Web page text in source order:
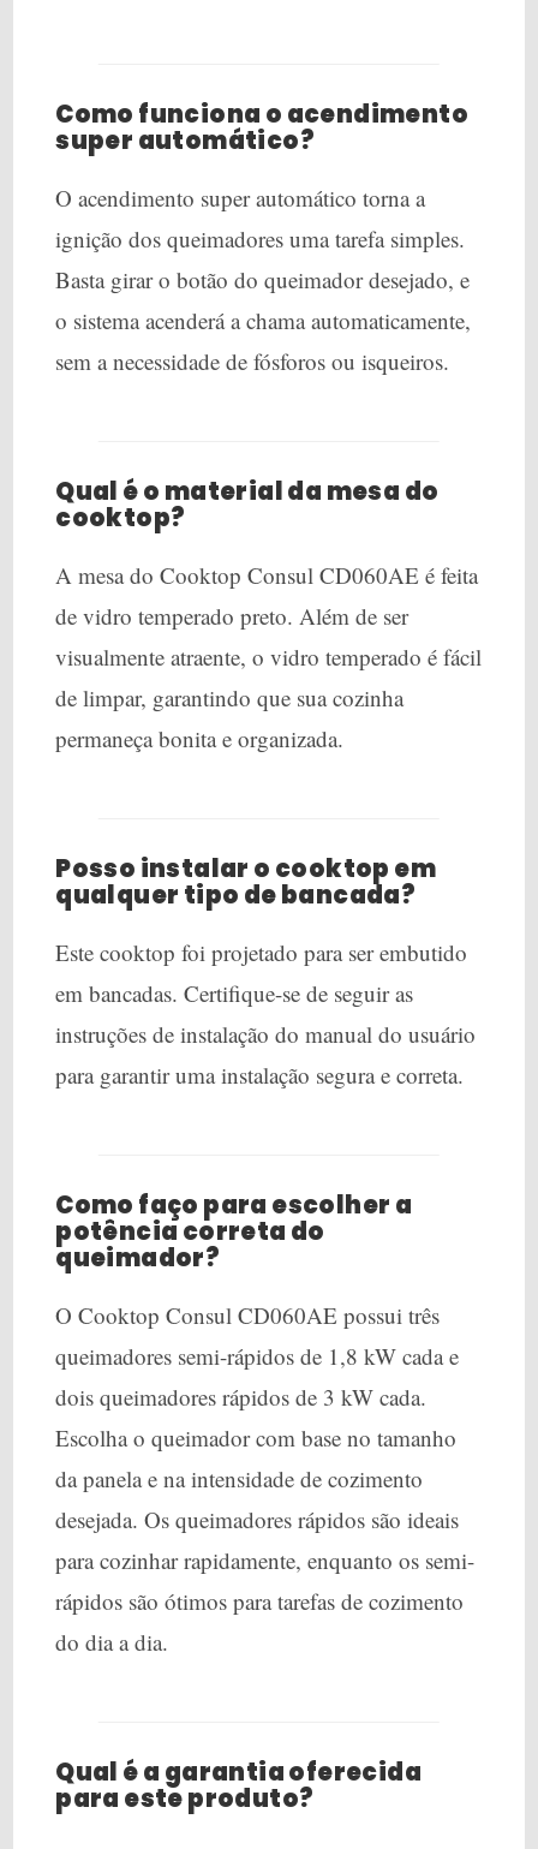
Como funciona o acendimento
super automático?
O acendimento super automático torna a
ignição dos queimadores uma tarefa simples.
Basta girar o botão do queimador desejado, e
o sistema acenderá a chama automaticamente,
sem a necessidade de fósforos ou isqueiros.
Qual é o material da mesa do
cooktop?
A mesa do Cooktop Consul CD060AE é feita
de vidro temperado preto. Além de ser
visualmente atraente, o vidro temperado é fácil
de limpar, garantindo que sua cozinha
permaneça bonita e organizada.
Posso instalar o cooktop em
qualquer tipo de bancada?
Este cooktop foi projetado para ser embutido
em bancadas. Certifique-se de seguir as
instruções de instalação do manual do usuário
para garantir uma instalação segura e correta.
Como faço para escolher a
potência correta do
queimador?
O Cooktop Consul CD060AE possui três
queimadores semi-rápidos de 1,8 kW cada e
dois queimadores rápidos de 3 kW cada.
Escolha o queimador com base no tamanho
da panela e na intensidade de cozimento
desejada. Os queimadores rápidos são ideais
para cozinhar rapidamente, enquanto os semi-
rápidos são ótimos para tarefas de cozimento
do dia a dia.
Qual é a garantia oferecida
para este produto?